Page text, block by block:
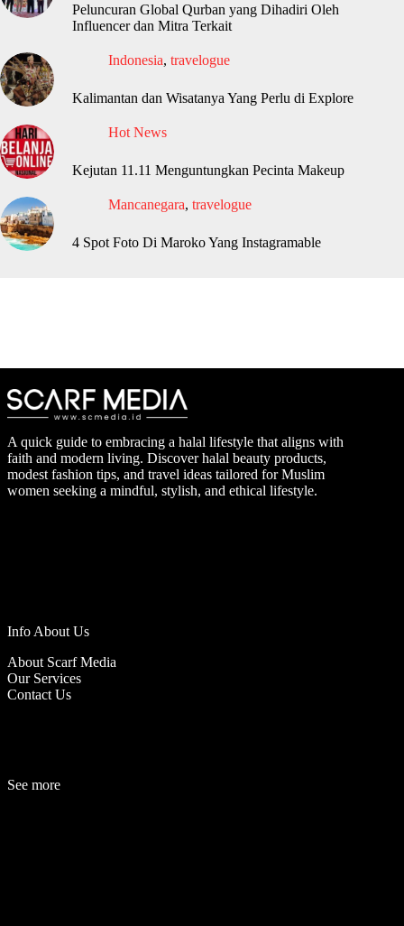
Peluncuran Global Qurban yang Dihadiri Oleh
Influencer dan Mitra Terkait
Indonesia, travelogue
Kalimantan dan Wisatanya Yang Perlu di Explore
Hot News
Kejutan 11.11 Menguntungkan Pecinta Makeup
Mancanegara, travelogue
4 Spot Foto Di Maroko Yang Instagramable
A quick guide to embracing a halal lifestyle that aligns with
faith and modern living. Discover halal beauty products,
modest fashion tips, and travel ideas tailored for Muslim
women seeking a mindful, stylish, and ethical lifestyle.
Info About Us
About Scarf Media
Our Services
Contact Us
See more